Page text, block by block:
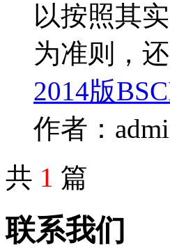
以按照其
为准则，
2014版
作者：
共 1 篇
联系我们